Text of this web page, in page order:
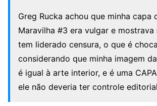
Greg Rucka achou que minha capa
Maravilha #3 era vulgar e mostrava
tem liderado censura, o que é
considerando que minha imagem
é igual à arte interior, e é uma
ele não deveria ter controle